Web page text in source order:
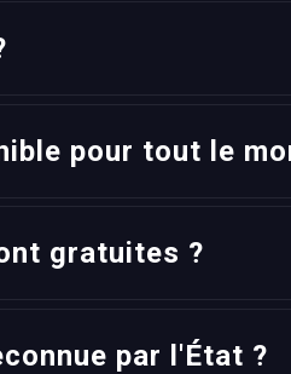
pour tout le
gratuites ?
par l'État ?